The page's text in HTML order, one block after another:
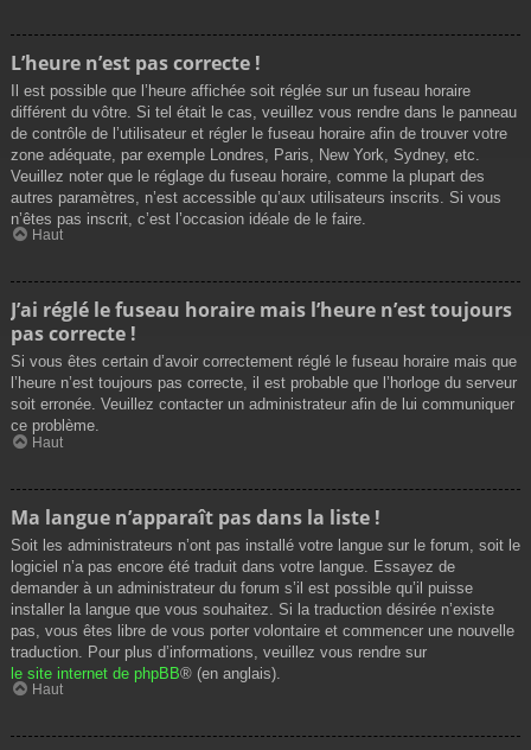
L’heure n’est pas correcte !
Il est possible que l’heure affichée soit réglée sur un fuseau horaire
différent du vôtre. Si tel était le cas, veuillez vous rendre dans le panneau
de contrôle de l’utilisateur et régler le fuseau horaire afin de trouver votre
zone adéquate, par exemple Londres, Paris, New York, Sydney, etc.
Veuillez noter que le réglage du fuseau horaire, comme la plupart des
autres paramètres, n’est accessible qu’aux utilisateurs inscrits. Si vous
n’êtes pas inscrit, c’est l’occasion idéale de le faire.
Haut
J’ai réglé le fuseau horaire mais l’heure n’est toujours
pas correcte !
Si vous êtes certain d’avoir correctement réglé le fuseau horaire mais que
l’heure n’est toujours pas correcte, il est probable que l’horloge du serveur
soit erronée. Veuillez contacter un administrateur afin de lui communiquer
ce problème.
Haut
Ma langue n’apparaît pas dans la liste !
Soit les administrateurs n’ont pas installé votre langue sur le forum, soit le
logiciel n’a pas encore été traduit dans votre langue. Essayez de
demander à un administrateur du forum s’il est possible qu’il puisse
installer la langue que vous souhaitez. Si la traduction désirée n’existe
pas, vous êtes libre de vous porter volontaire et commencer une nouvelle
traduction. Pour plus d’informations, veuillez vous rendre sur
le site internet de phpBB® (en anglais).
Haut